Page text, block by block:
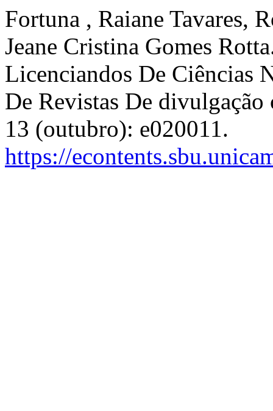
Fortuna , Raiane Tavares,
Jeane Cristina Gomes
Licenciandos De Ciências
De Revistas De
13 (outubro): e020011.
https://